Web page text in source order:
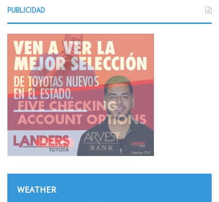
PUBLICIDAD
WEATHER